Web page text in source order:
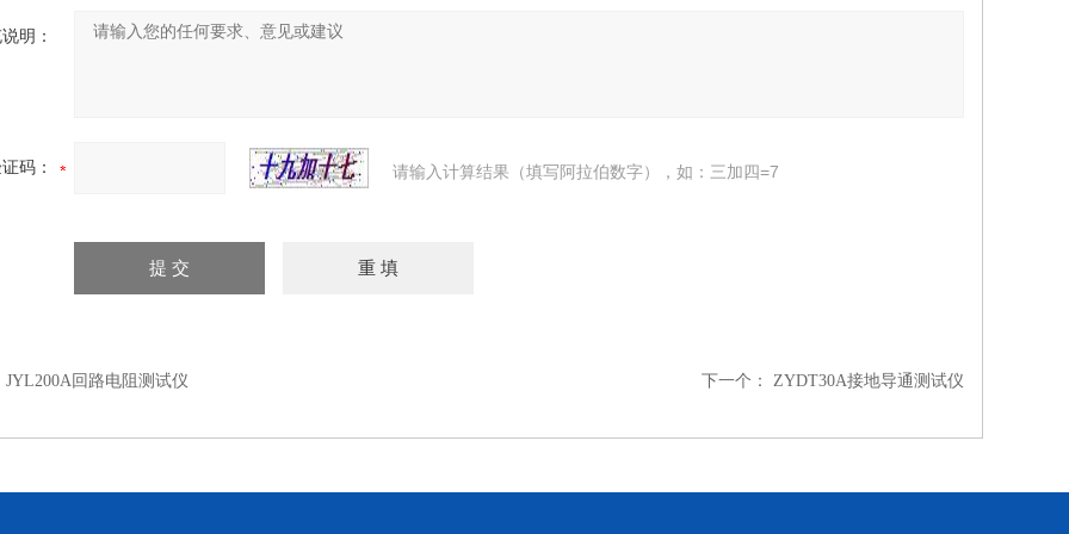
明：
码： 请输入计算结果（填写阿拉伯数字），如：三加四=7
JYL200A回路电阻测试仪 下一个： ZYDT30A接地导通测试仪